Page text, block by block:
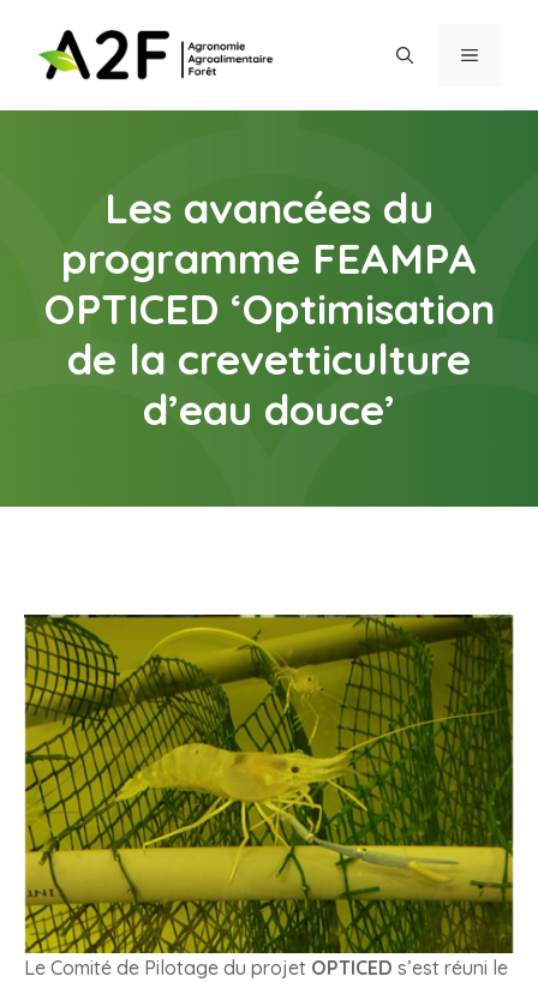
contenu
MENU
Les avancées du
programme FEAMPA
OPTICED ‘Optimisation
de la crevetticulture
d’eau douce’
Le Comité de Pilotage du projet OPTICED s’est réuni le